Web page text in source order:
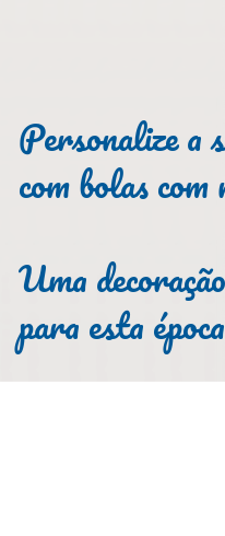
Personalize a
com bolas com
Uma
para esta